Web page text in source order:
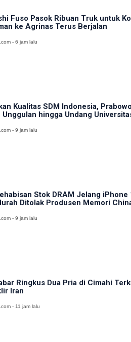
Fuso Pasok Ribuan Truk untuk
ke Agrinas Terus Berjalan
- 6 jam lalu
Kualitas SDM Indonesia,
Unggulan hingga Undang
- 9 jam lalu
Stok DRAM Jelang iPhone
Ditolak Produsen Memori
- 9 jam lalu
Ringkus Dua Pria di Cimahi
Iran
- 11 jam lalu